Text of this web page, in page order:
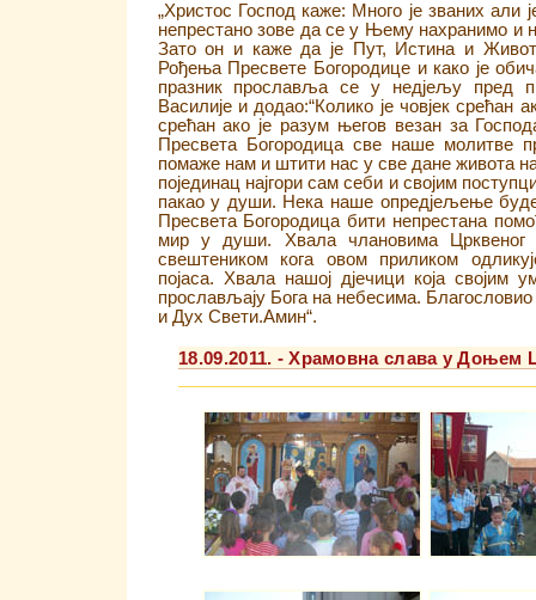
„Христос Господ каже: Много је званих али
непрестано зове да се у Њему нахранимо и
Зато он и каже да је Пут, Истина и
Рођења Пресвете Богородице и како је
празник прославља се у недјељу пред
Василије и додао:“Колико је човјек срећан
срећан ако је разум његов везан за
Пресвета Богородица све наше молитве
помаже нам и штити нас у све дане живота
појединац најгори сам себи и својим
пакао у души. Нека наше опредјељење
Пресвета Богородица бити непрестана
мир у души. Хвала члановима
свештеником кога овом приликом
појаса. Хвала нашој дјечици која својим
прослављају Бога на небесима.
и Дух Свети.Амин“.
18.09.2011. - Храмовна слава у Доњем